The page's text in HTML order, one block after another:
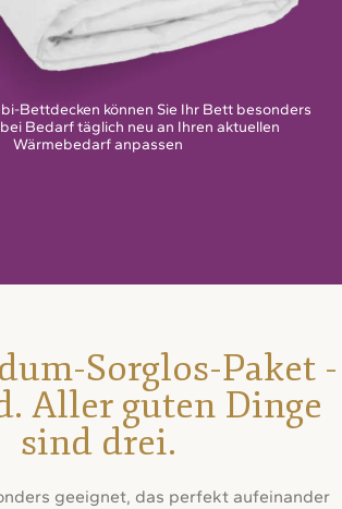
Bettdecken können Sie Ihr Bett besonders
Bedarf täglich neu an Ihren aktuellen
Wärmebedarf anpassen
Sorglos-Paket -
Aller guten Dinge
sind drei.
geeignet, das perfekt aufeinander